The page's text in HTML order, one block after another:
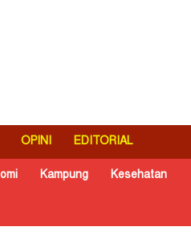
OPINI EDITORIAL
Kampung Kesehatan